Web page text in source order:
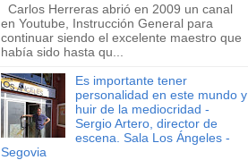
Carlos Herreras abrió en 2009 un canal
en Youtube, Instrucción General para
continuar siendo el excelente maestro que
había sido hasta qu...
Es importante tener
personalidad en este mundo y
huir de la mediocridad -
Sergio Artero, director de
escena. Sala Los Ángeles -
Segovia